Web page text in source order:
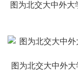
图为北交大中外
图为北交大中外